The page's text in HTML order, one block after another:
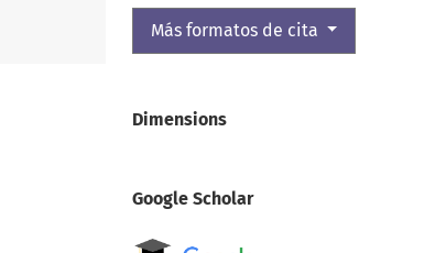
Más formatos de cita
Dimensions
Google Scholar